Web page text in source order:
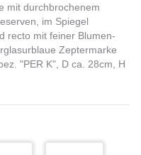
mit durchbrochenem
im Spiegel
recto mit feiner Blumen-
Zeptermarke
"PER K", D ca. 28cm, H